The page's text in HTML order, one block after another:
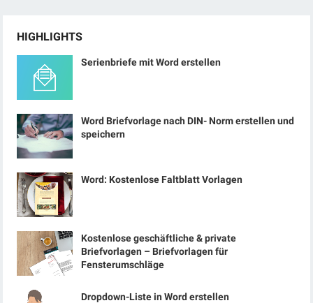
HIGHLIGHTS
Serienbriefe mit Word erstellen
Word Briefvorlage nach DIN- Norm erstellen und
speichern
Word: Kostenlose Faltblatt Vorlagen
Kostenlose geschäftliche & private
Briefvorlagen – Briefvorlagen für
Fensterumschläge
Dropdown-Liste in Word erstellen